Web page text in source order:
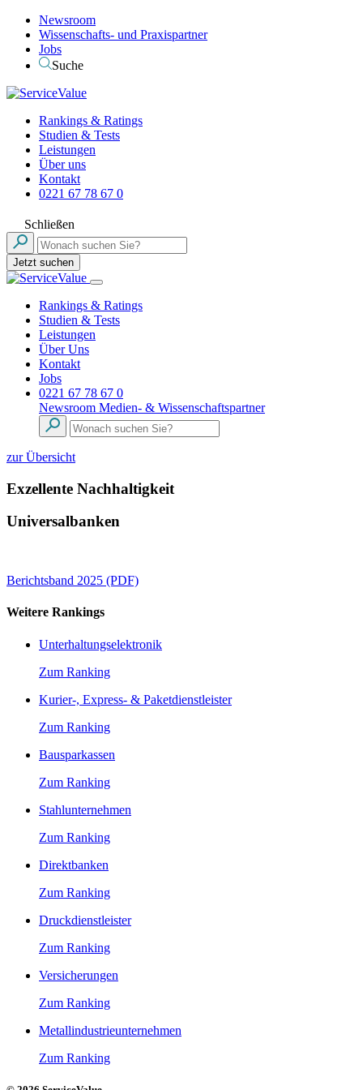
Newsroom
Wissenschafts- und Praxispartner
Jobs
Suche
Rankings & Ratings
Studien & Tests
Leistungen
Über uns
Kontakt
0221 67 78 67 0
Schließen
Jetzt suchen
Rankings & Ratings
Studien & Tests
Leistungen
Über Uns
Kontakt
Jobs
0221 67 78 67 0
Newsroom Medien- & Wissenschaftspartner
zur Übersicht
Exzellente Nachhaltigkeit
Universalbanken
Berichtsband 2025 (PDF)
Weitere Rankings
Unterhaltungselektronik
Zum Ranking
Kurier-, Express- & Paketdienstleister
Zum Ranking
Bausparkassen
Zum Ranking
Stahlunternehmen
Zum Ranking
Direktbanken
Zum Ranking
Druckdienstleister
Zum Ranking
Versicherungen
Zum Ranking
Metallindustrieunternehmen
Zum Ranking